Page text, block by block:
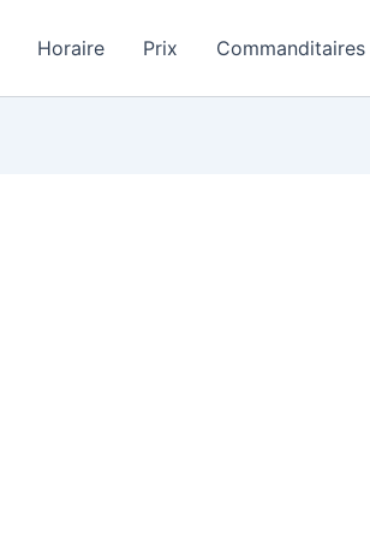
Horaire Prix Commanditaires